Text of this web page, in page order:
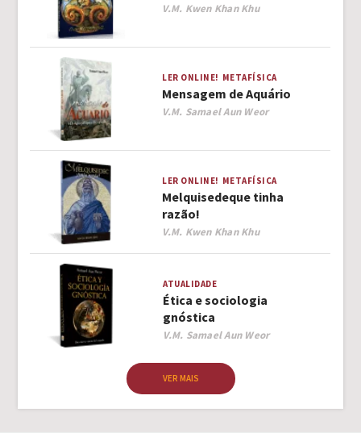
Author
V.M. Kwen Khan Khu
LER ONLINE! METAFÍSICA
Mensagem de Aquário
Author
V.M. Samael Aun Weor
LER ONLINE! METAFÍSICA
Melquisedeque tinha
razão!
Author
V.M. Kwen Khan Khu
ATUALIDADE
Ética e sociologia
gnóstica
Author
V.M. Samael Aun Weor
VER MAIS